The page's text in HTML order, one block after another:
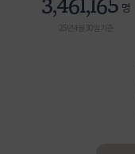
3,461,165 명
25년 4월 30일 기준